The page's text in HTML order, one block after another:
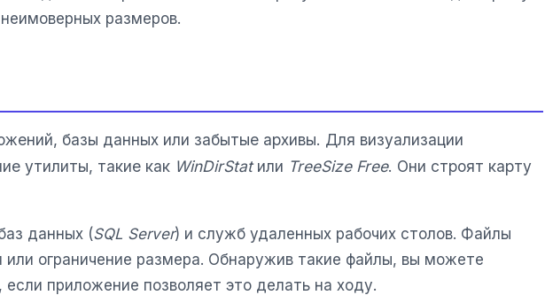
размеров.
базы данных или забытые архивы. Для визуализации
утилиты, такие как WinDirStatили TreeSize Free. Они строят карту
данных (SQL Server) и служб удаленных рабочих столов. Файлы
ограничение размера. Обнаружив такие файлы, вы можете
приложение позволяет это делать на ходу.